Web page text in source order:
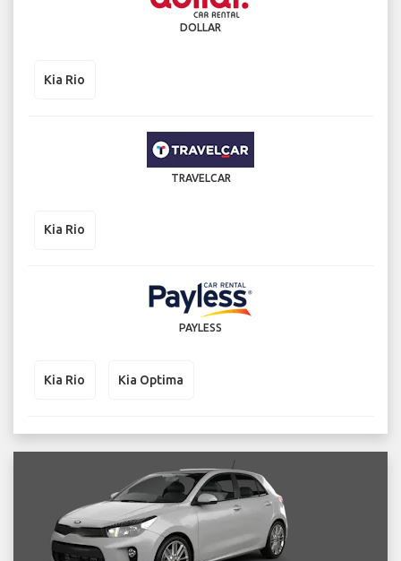
DOLLAR
Kia Rio
TRAVELCAR
Kia Rio
PAYLESS
Kia Rio Kia Optima